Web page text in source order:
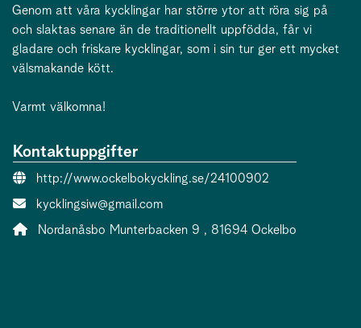
Genom att våra kycklingar har större ytor att röra sig på
och slaktas senare än de traditionellt uppfödda, får vi
gladare och friskare kycklingar, som i sin tur ger ett mycket
välsmakande kött.
Varmt välkomna!
Kontaktuppgifter
Webbsida:
http://www.ockelbokyckling.se/24100902
E-post:
kycklingsiw@gmail.com
Adress:
Nordanåsbo Munterbacken 9 , 81694 Ockelbo